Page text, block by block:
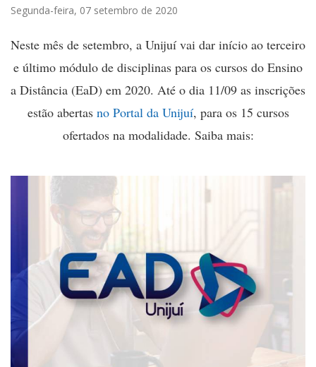
Segunda-feira, 07 setembro de 2020
Neste mês de setembro, a Unijuí vai dar início ao terceiro
e último módulo de disciplinas para os cursos do Ensino
a Distância (EaD) em 2020. Até o dia 11/09 as inscrições
estão abertas no Portal da Unijuí, para os 15 cursos
ofertados na modalidade. Saiba mais: